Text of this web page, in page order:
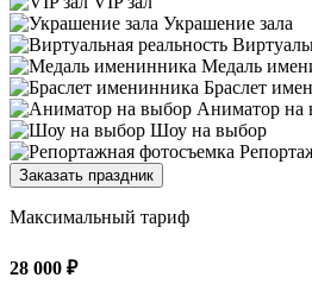
Украшение зала
Медаль
Браслет
Аниматор на
Шоу на выбор
Заказать праздник
Максимальный тариф
28 000 ₽